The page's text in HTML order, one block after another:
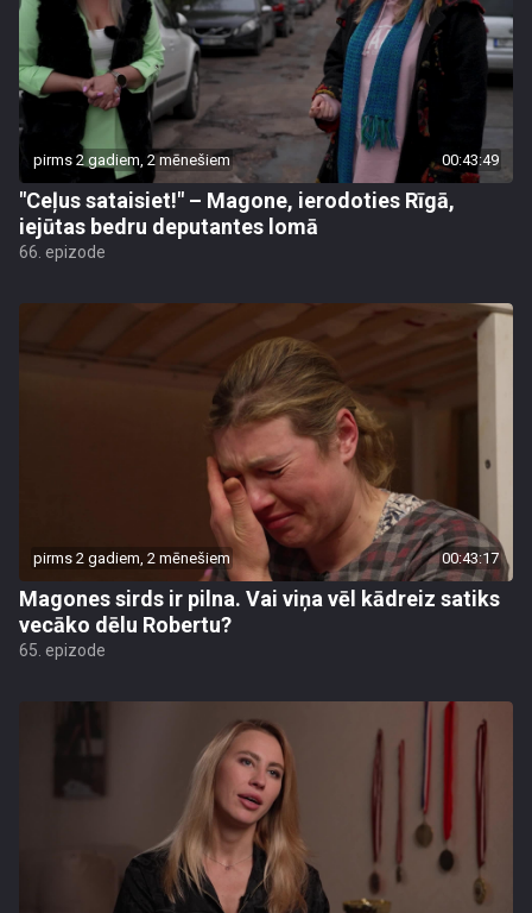
pirms 2 gadiem, 2 mēnešiem 00:43:49
"Ceļus sataisiet!" – Magone, ierodoties Rīgā,
iejūtas bedru deputantes lomā
66. epizode
pirms 2 gadiem, 2 mēnešiem 00:43:17
Magones sirds ir pilna. Vai viņa vēl kādreiz satiks
vecāko dēlu Robertu?
65. epizode